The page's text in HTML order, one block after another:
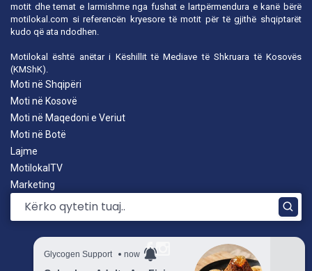
motit dhe temat e larmishme nga fushat e lartpërmendura e kanë bërë
motilokal.com si referencën kryesore të motit për të gjithë shqiptarët
kudo që ata ndodhen.
Motilokal është anëtar i Këshillit të Mediave të Shkruara të Kosovës
(KMShK).
Moti në Shqipëri
Moti në Kosovë
Moti në Maqedoni e Veriut
Moti në Botë
Lajme
MotilokalTV
Marketing